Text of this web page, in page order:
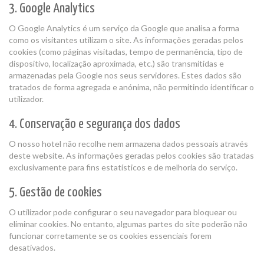
3. Google Analytics
O Google Analytics é um serviço da Google que analisa a forma
como os visitantes utilizam o site. As informações geradas pelos
cookies (como páginas visitadas, tempo de permanência, tipo de
dispositivo, localização aproximada, etc.) são transmitidas e
armazenadas pela Google nos seus servidores. Estes dados são
tratados de forma agregada e anónima, não permitindo identificar o
utilizador.
4. Conservação e segurança dos dados
O nosso hotel não recolhe nem armazena dados pessoais através
deste website. As informações geradas pelos cookies são tratadas
exclusivamente para fins estatísticos e de melhoria do serviço.
5. Gestão de cookies
O utilizador pode configurar o seu navegador para bloquear ou
eliminar cookies. No entanto, algumas partes do site poderão não
funcionar corretamente se os cookies essenciais forem
desativados.